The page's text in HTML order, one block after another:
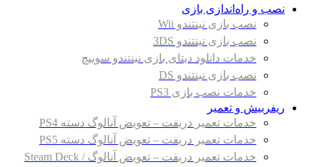
نصب و راه‌اندازی بازی
نصب بازی نینتندو Wii
نصب بازی نینتندو 3DS
خدمات دانلود دیتای بازی نینتندو سوییچ
نصب بازی نینتندو DS
خدمات نصب بازی PS3
ریفربیش و تعمیر
خدمات تعمیر دریفت – تعویض آنالوگ دسته PS4
خدمات تعمیر دریفت – تعویض آنالوگ دسته PS5
خدمات تعمیر دریفت – تعویض آنالوگ Steam Deck /